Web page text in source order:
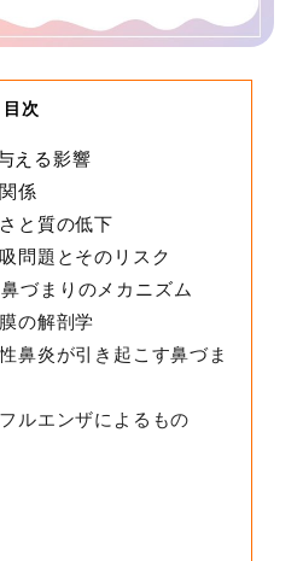
目次
える影響
係
と質の低下
問題とそのリスク
づまりのメカニズム
の解剖学
鼻炎が引き起こす鼻づま
ルエンザによるもの